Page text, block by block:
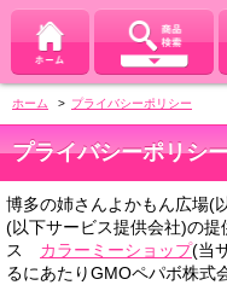
ホーム > プライバシーポリシー
プライバシーポリシ
博多の姉さんよかもん広場(
(以下サービス提供会社)の
ス カラーミーショップ(当
るにあたりGMOペパボ株式